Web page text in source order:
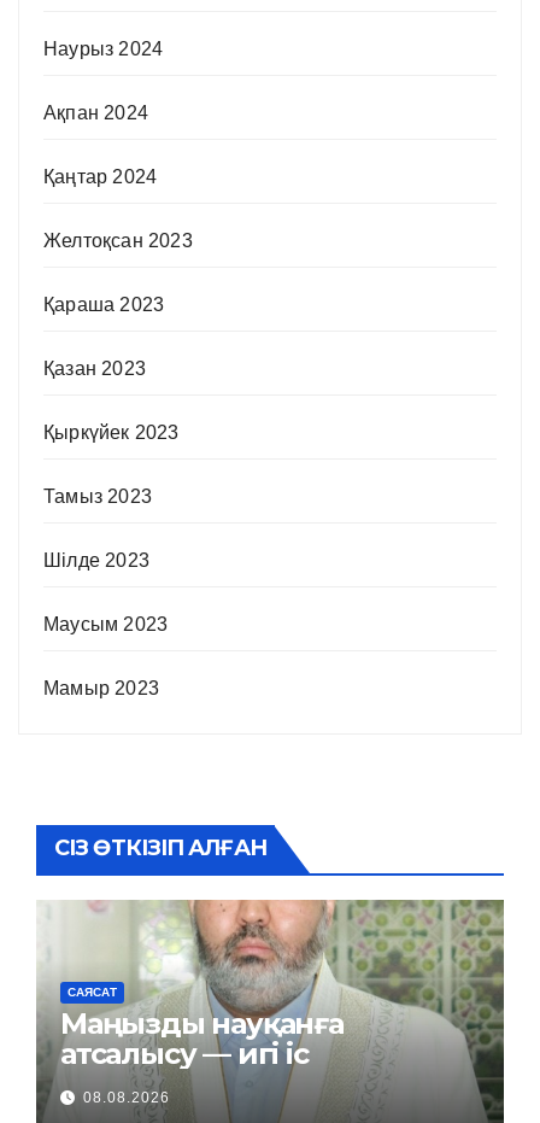
Наурыз 2024
Ақпан 2024
Қаңтар 2024
Желтоқсан 2023
Қараша 2023
Қазан 2023
Қыркүйек 2023
Тамыз 2023
Шілде 2023
Маусым 2023
Мамыр 2023
СІЗ ӨТКІЗІП АЛҒАН
САЯСАТ
Маңызды науқанға
атсалысу — игі іс
08.08.2026